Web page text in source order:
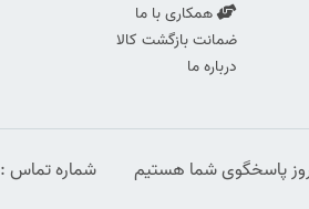
همکاری با ما
ضمانت بازگشت کالا
درباره ما
شماره تماس : 09129253621